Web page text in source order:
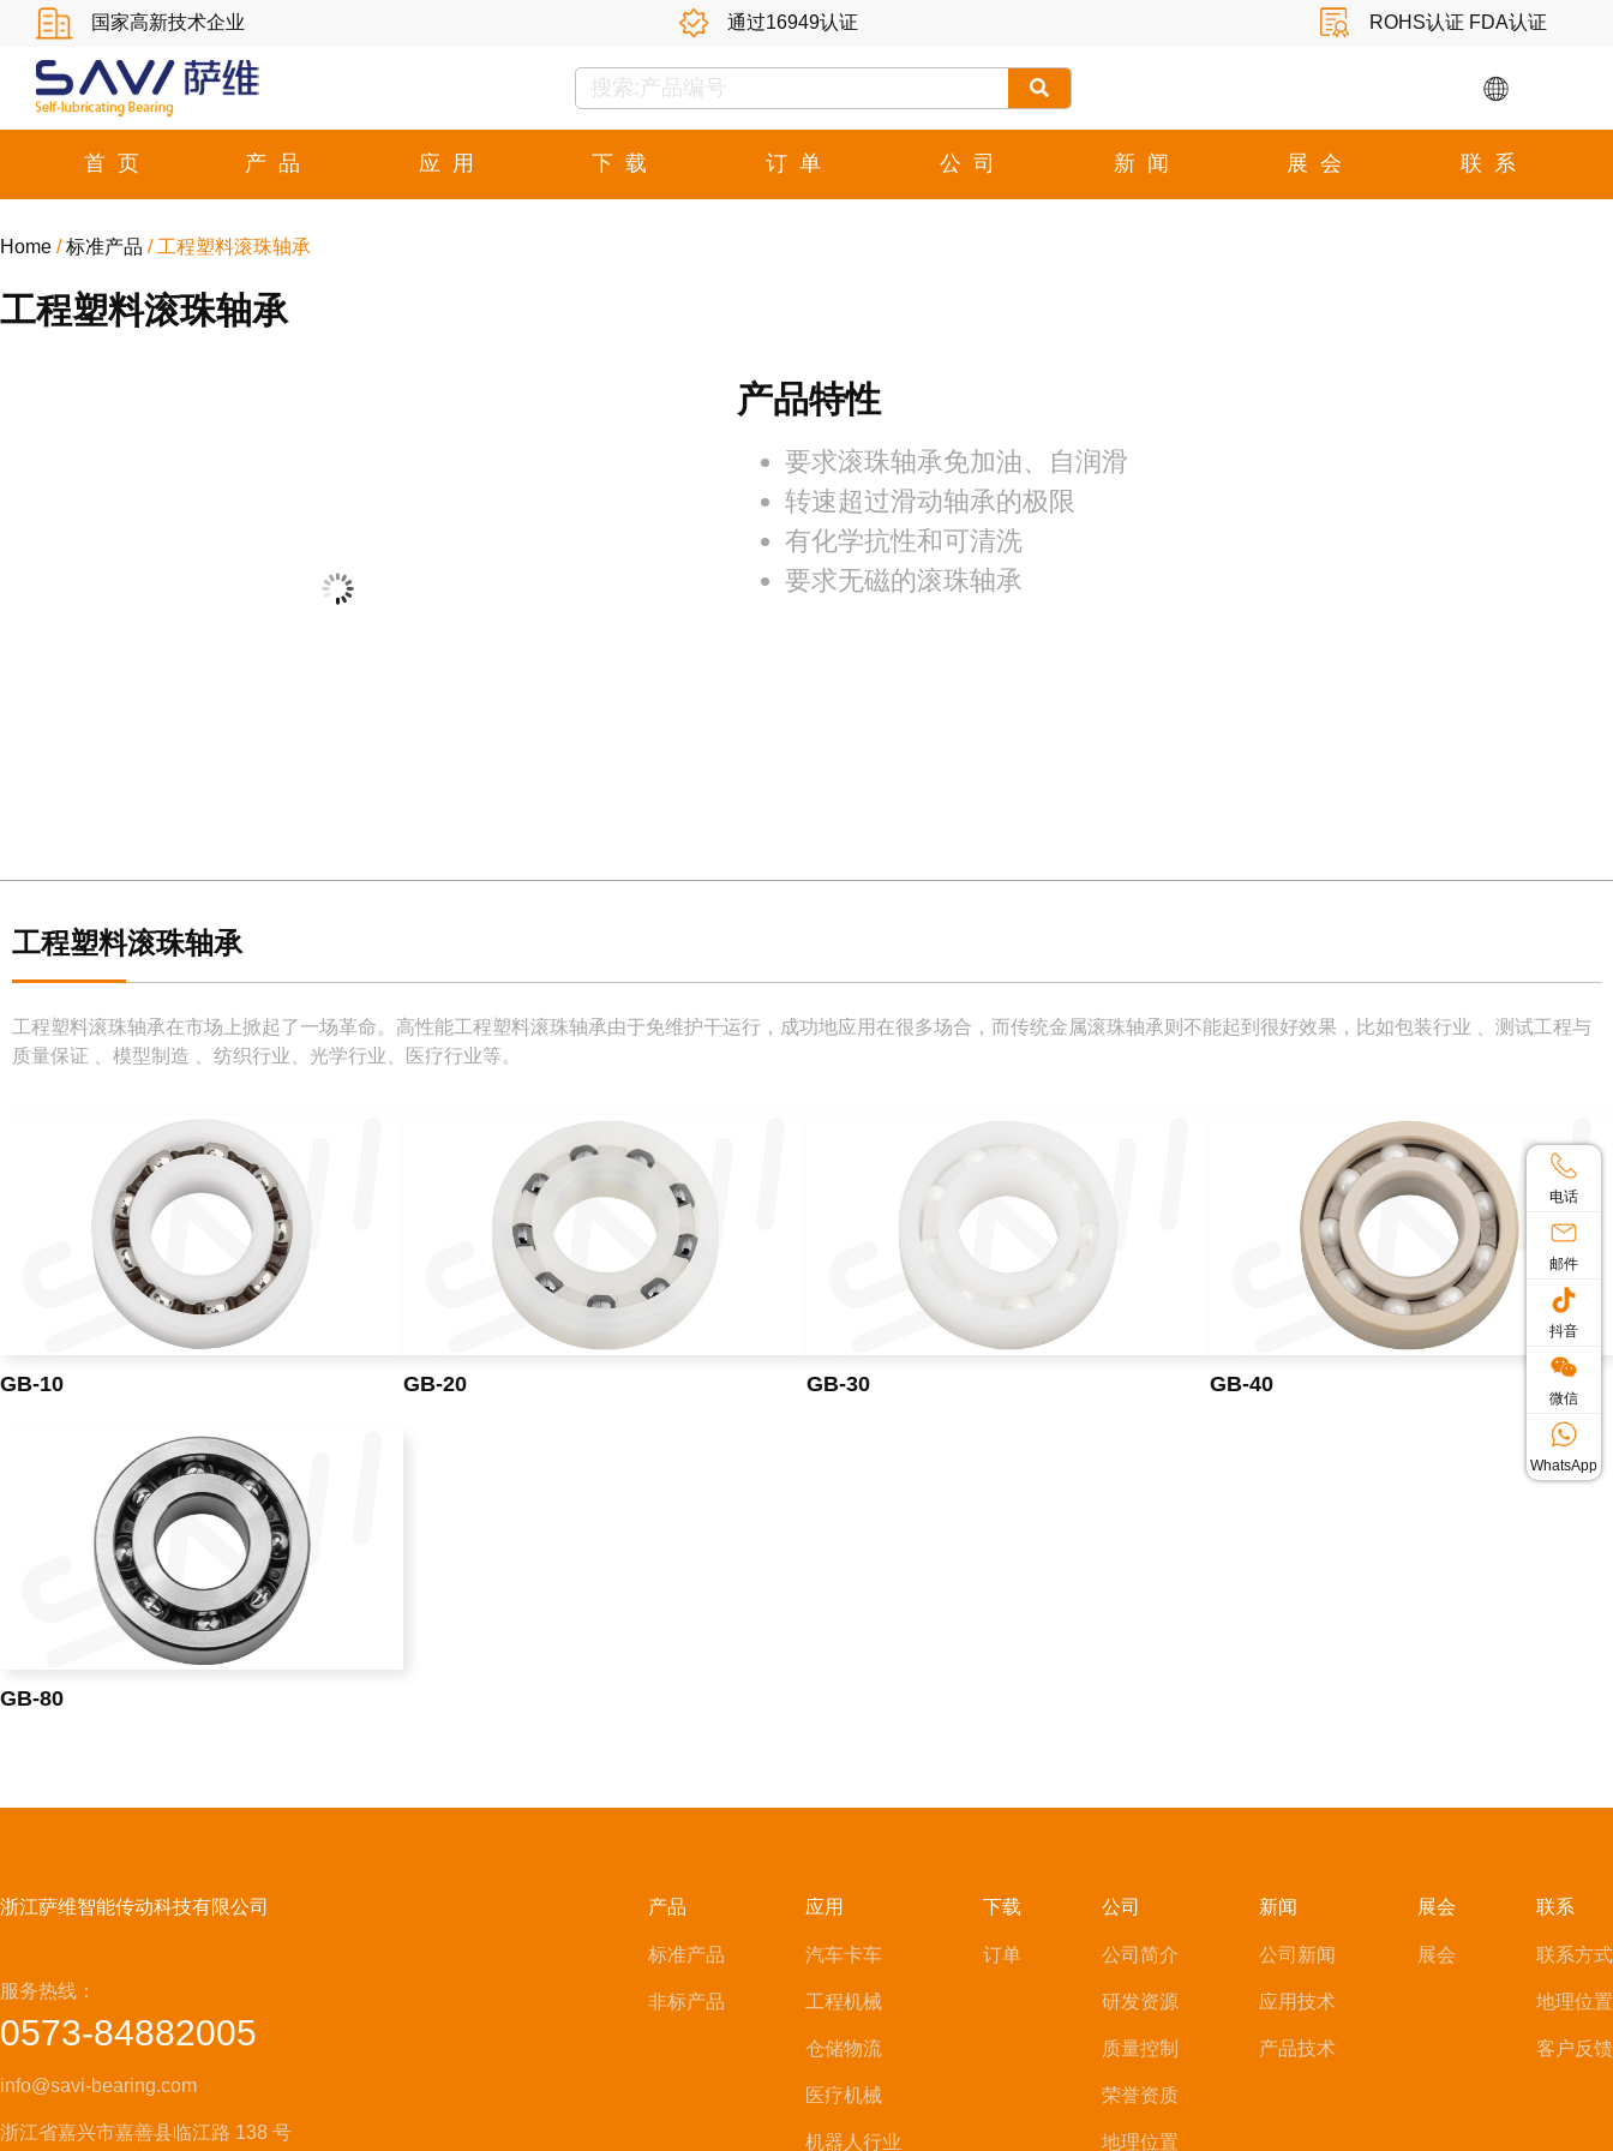
国家高新技术企业 通过16949认证 ROHS认证 FDA认证
首页 产品 应用 下载 订单 公司 新闻 展会 联系
Home /标准产品 / 工程塑料滚珠轴承
工程塑料滚珠轴承
产品特性
要求滚珠轴承免加油、自润滑
转速超过滑动轴承的极限
有化学抗性和可清洗
要求无磁的滚珠轴承
工程塑料滚珠轴承
工程塑料滚珠轴承在市场上掀起了一场革命。高性能工程塑料滚珠轴承由于免维护干运行，成功地应用在很多场合，而传统金属滚珠轴承则不能起到很好效果，比如包装行业 、测试工程与
质量保证 、模型制造 、纺织行业、光学行业、医疗行业等。
GB-10 GB-20 GB-30 GB-40
GB-80
浙江萨维智能传动科技有限公司
服务热线：
0573-84882005
info@savi-bearing.com
浙江省嘉兴市嘉善县临江路 138 号
产品
标准产品
非标产品
应用
汽车卡车
工程机械
仓储物流
医疗机械
机器人行业
下载
订单
公司
公司简介
研发资源
质量控制
荣誉资质
地理位置
新闻
公司新闻
应用技术
产品技术
展会
展会
联系
联系方式
地理位置
客户反馈
电话
邮件
抖音
微信
WhatsApp